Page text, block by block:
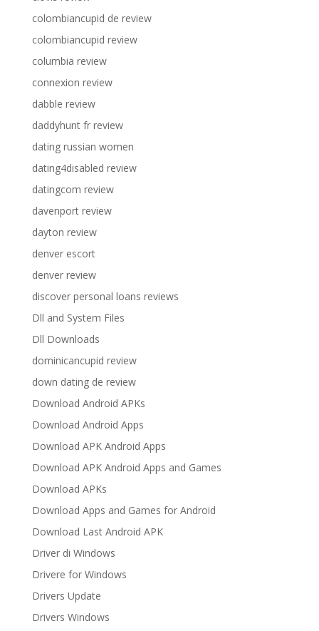
colombiancupid de review
colombiancupid review
columbia review
connexion review
dabble review
daddyhunt fr review
dating russian women
dating4disabled review
datingcom review
davenport review
dayton review
denver escort
denver review
discover personal loans reviews
Dll and System Files
Dll Downloads
dominicancupid review
down dating de review
Download Android APKs
Download Android Apps
Download APK Android Apps
Download APK Android Apps and Games
Download APKs
Download Apps and Games for Android
Download Last Android APK
Driver di Windows
Drivere for Windows
Drivers Update
Drivers Windows